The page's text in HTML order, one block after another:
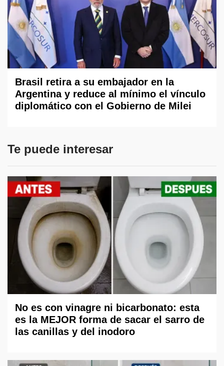
Brasil retira a su embajador en la
Argentina y reduce al mínimo el vínculo
diplomático con el Gobierno de Milei
Te puede interesar
No es con vinagre ni bicarbonato: esta
es la MEJOR forma de sacar el sarro de
las canillas y del inodoro